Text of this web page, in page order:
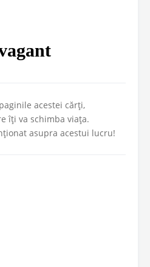
acestei cărți,
îți va schimba viața.
asupra acestui lucru!